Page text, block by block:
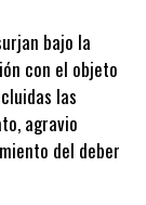
bajo la
con el objeto
las
agravio
del deber